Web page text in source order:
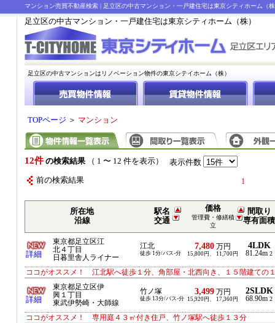
マンション売買不動産検索 | 足立区の中古マンション・一戸建住宅は東京シティホーム（
足立区の中古マンション・一戸建住宅は東京シティホーム（株）
足立区の中古マンションはリノベーション物件の東京シテイホーム（株）
TOPページ ＞ マンション
12件 の検索結果 （ 1 〜 12 件を表示） 表示件数
前の検索結果 1
所在地
沿線
駅名
交通
価格
管理費・修繕積
立
間取り
専有面積
詳細
東京都足立区江
北４丁目
日暮里舎人ライナー
江北
徒歩 1分/バス-分
7,480 万円
15,800円、 11,700円
4LDK
81.24m 2
ココがオススメ！ 江北駅へ徒歩１分、角部屋・北西向き、１５階建ての
詳細
東京都足立区伊
興１丁目
東武伊勢崎・大師線
竹ノ塚
徒歩 13分/バス-分
3,499 万円
15,920円、 17,360円
2SLDK
68.90m 2
ココがオススメ！ 専用庭４３㎡付き住戸、竹ノ塚駅へ徒歩１３分